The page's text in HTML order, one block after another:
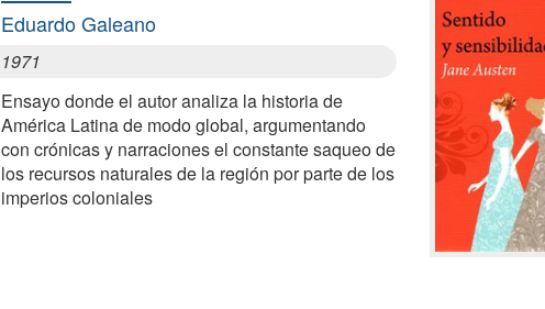
Eduardo Galeano
1971
Ensayo donde el autor analiza la historia de
América Latina de modo global, argumentando
con crónicas y narraciones el constante saqueo de
los recursos naturales de la región por parte de los
imperios coloniales